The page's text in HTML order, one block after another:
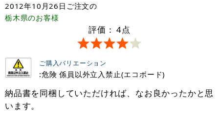
2012年10月26日 ご注文の
栃木県のお客様
評価： 4点
ご購入バリエーション
:危険 係員以外立入禁止(エコボード)
納品書を同梱していただければ、なお良かったかと思
います。